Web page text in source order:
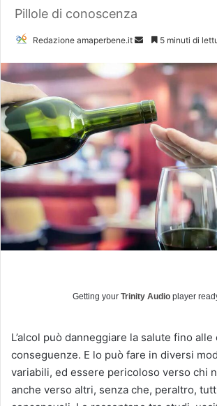
Pillole di conoscenza
Redazione amaperbene.it
i
a
u
n
m
a
i
5 minuti di
Getting your Trinity Audio player
L’alcol può danneggiare la salute fino alle
conseguenze. E lo può fare in diversi
variabili, ed essere pericoloso verso chi
anche verso altri, senza che, peraltro,